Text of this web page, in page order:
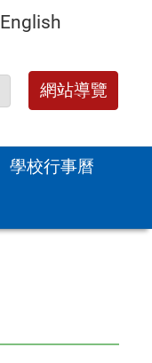
English
網站導覽
學校行事曆